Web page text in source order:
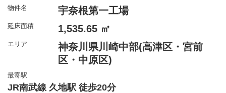
物件名 宇奈根第一工場
延床面積 1,535.65 ㎡
エリア
神奈川県川崎中部(高津区・宮前
区・中原区)
最寄駅
JR南武線 久地駅 徒歩20分